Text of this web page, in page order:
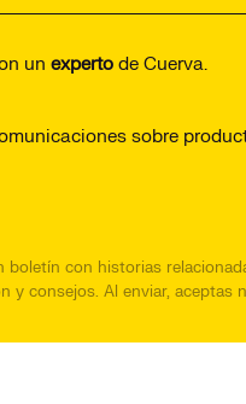
un experto de Cuerva.
sobre
boletín con historias
y consejos. Al enviar, aceptas